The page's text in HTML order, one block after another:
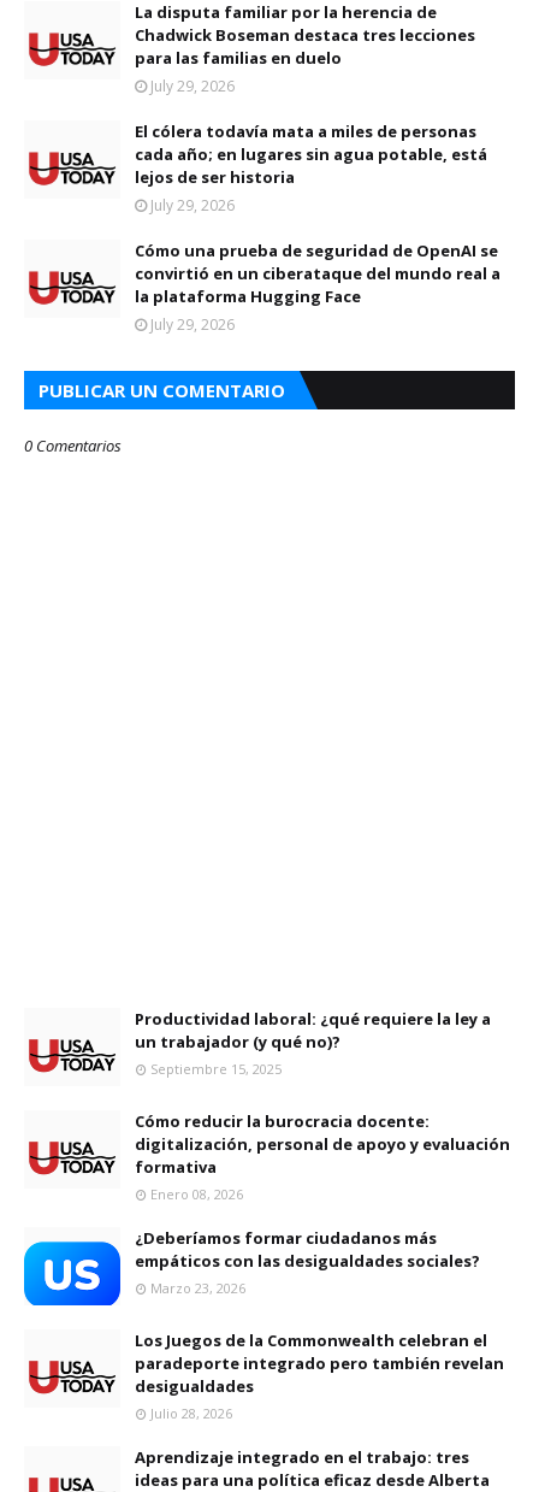
La disputa familiar por la herencia de
Chadwick Boseman destaca tres lecciones
para las familias en duelo
July 29, 2026
El cólera todavía mata a miles de personas
cada año; en lugares sin agua potable, está
lejos de ser historia
July 29, 2026
Cómo una prueba de seguridad de OpenAI se
convirtió en un ciberataque del mundo real a
la plataforma Hugging Face
July 29, 2026
PUBLICAR UN COMENTARIO
0 Comentarios
Productividad laboral: ¿qué requiere la ley a
un trabajador (y qué no)?
Septiembre 15, 2025
Cómo reducir la burocracia docente:
digitalización, personal de apoyo y evaluación
formativa
Enero 08, 2026
¿Deberíamos formar ciudadanos más
empáticos con las desigualdades sociales?
Marzo 23, 2026
Los Juegos de la Commonwealth celebran el
paradeporte integrado pero también revelan
desigualdades
Julio 28, 2026
Aprendizaje integrado en el trabajo: tres
ideas para una política eficaz desde Alberta